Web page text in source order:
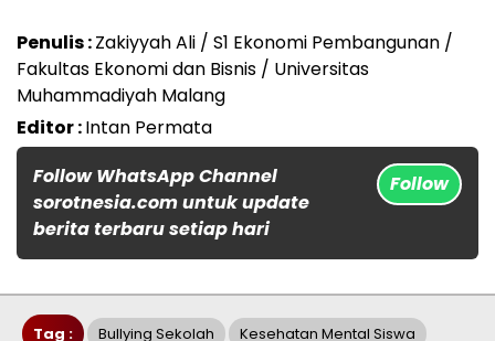
Penulis :Zakiyyah Ali / S1 Ekonomi Pembangunan /
Fakultas Ekonomi dan Bisnis / Universitas
Muhammadiyah Malang
Editor :Intan Permata
Follow WhatsApp Channel
sorotnesia.com untuk update
berita terbaru setiap hari
Follow
Tag : Bullying Sekolah Kesehatan Mental Siswa